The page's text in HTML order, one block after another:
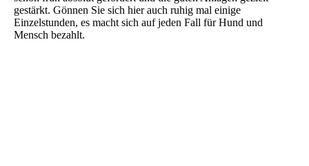
gestärkt. Gönnen Sie sich hier auch ruhig mal einige
Einzelstunden, es macht sich auf jeden Fall für Hund und
Mensch bezahlt.